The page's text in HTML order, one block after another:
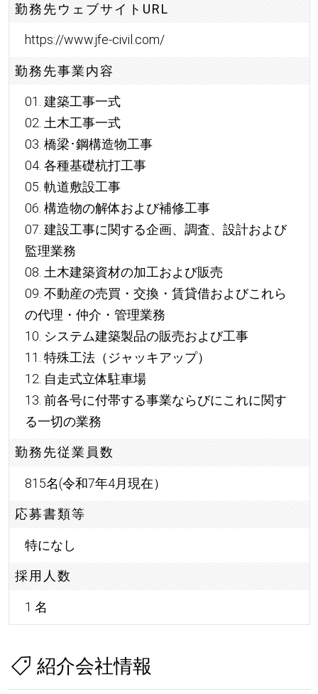
勤務先ウェブサイトURL
https://www.jfe-civil.com/
勤務先事業内容
01. 建築工事一式
02. 土木工事一式
03. 橋梁･鋼構造物工事
04. 各種基礎杭打工事
05. 軌道敷設工事
06. 構造物の解体および補修工事
07. 建設工事に関する企画、調査、設計および
監理業務
08. 土木建築資材の加工および販売
09. 不動産の売買・交換・賃貸借およびこれら
の代理・仲介・管理業務
10. システム建築製品の販売および工事
11. 特殊工法（ジャッキアップ）
12. 自走式立体駐車場
13. 前各号に付帯する事業ならびにこれに関す
る一切の業務
勤務先従業員数
815名(令和7年4月現在）
応募書類等
特になし
採用人数
1 名
紹介会社情報